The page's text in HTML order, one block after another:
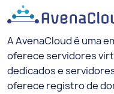
A AvenaCloud é uma
oferece servidores
dedicados e
oferece registro de